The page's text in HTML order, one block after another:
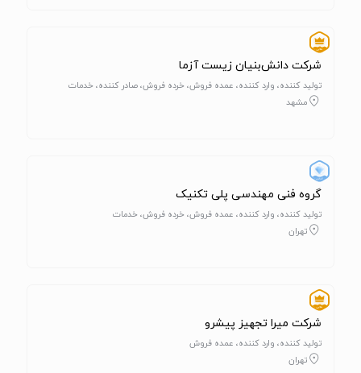
شرکت دانش‌بنیان زیست آزما
تولید کننده، وارد کننده، عمده فروش، خرده فروش، صادر کننده، خدمات
مشهد
گروه فنی مهندسی پلی تکنیک
تولید کننده، وارد کننده، عمده فروش، خرده فروش، خدمات
تهران
شرکت میرا تجهیز پیشرو
تولید کننده، وارد کننده، عمده فروش
تهران